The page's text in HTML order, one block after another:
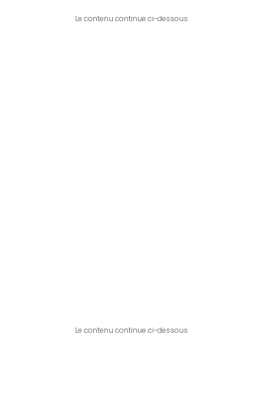
Le contenu continue ci-dessous
Le contenu continue ci-dessous